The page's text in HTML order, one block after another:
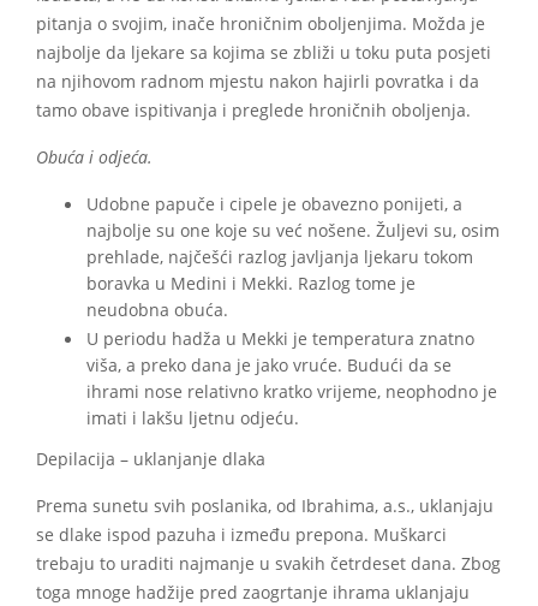
pitanja o svojim, inače hroničnim oboljenjima. Možda je
najbolje da ljekare sa kojima se zbliži u toku puta posjeti
na njihovom radnom mjestu nakon hajirli povratka i da
tamo obave ispitivanja i preglede hroničnih oboljenja.
Obuća i odjeća.
Udobne papuče i cipele je obavezno ponijeti, a
najbolje su one koje su već nošene. Žuljevi su, osim
prehlade, najčešći razlog javljanja ljekaru tokom
boravka u Medini i Mekki. Razlog tome je
neudobna obuća.
U periodu hadža u Mekki je temperatura znatno
viša, a preko dana je jako vruće. Budući da se
ihrami nose relativno kratko vrijeme, neophodno je
imati i lakšu ljetnu odjeću.
Depilacija – uklanjanje dlaka
Prema sunetu svih poslanika, od Ibrahima, a.s., uklanjaju
se dlake ispod pazuha i između prepona. Muškarci
trebaju to uraditi najmanje u svakih četrdeset dana. Zbog
toga mnoge hadžije pred zaogrtanje ihrama uklanjaju